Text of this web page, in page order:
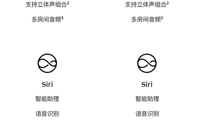
支持立体声组合脚
²
多房间音频脚
³
Siri
智能助理
语音识别
支持立体声组合脚
²
多房间音频脚
³
Siri
智能助理
语音识别